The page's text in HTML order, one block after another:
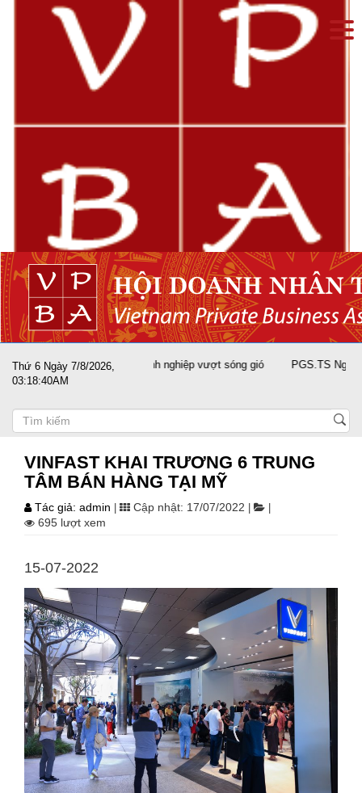
Thứ 6 Ngày 7/8/2026,
03:18:40AM
sát cánh cùng doanh nghiệp vượt sóng gió PGS.TS Nguyễn
VINFAST KHAI TRƯƠNG 6 TRUNG
TÂM BÁN HÀNG TẠI MỸ
Tác giả: admin Cập nhật: 17/07/2022
695 lượt xem
15-07-2022